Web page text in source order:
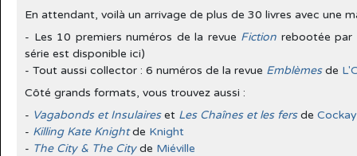
En attendant, voilà un arrivage de plus de 30 livres avec une
- Les 10 premiers numéros de la revue Fiction rebootée par
série est disponible ici)
- Tout aussi collector : 6 numéros de la revue Emblèmesde
Côté grands formats, vous trouvez aussi :
- Vagabonds et Insulaireset Les Chaînes et les fersde
- Killing Kate Knightde Knight
- The City & The Cityde Miéville